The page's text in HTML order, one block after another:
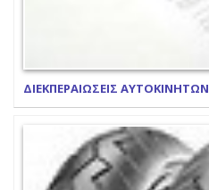
ΔΙΕΚΠΕΡΑΙΩΣΕΙΣ ΑΥΤΟΚΙΝΗΤΩΝ